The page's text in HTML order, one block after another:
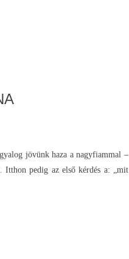
jövünk haza a nagyfiammal –
Itthon pedig az első kérdés a: „mit